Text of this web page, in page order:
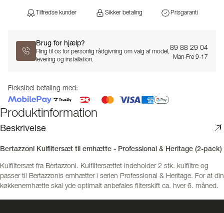
Tilfredse kunder Sikker betaling Prisgaranti
Brug for hjælp?
Ring til os for personlig rådgivning om valg af model,
levering og installation.
89 88 29 04
Man-Fre 9-17
Fleksibel betaling med:
Produktinformation
Beskrivelse
Bertazzoni Kulfiltersæt til emhætte - Professional & Heritage (2-pack)
Kulfiltersæt fra Bertazzoni. Kulfiltersættet indeholder 2 stk. kulfiltre og
passer til Bertazzonis emhætter i serien Professional & Heritage. For at din
køkkenemhætte skal yde optimalt anbefales filterskift ca. hver 6. måned.